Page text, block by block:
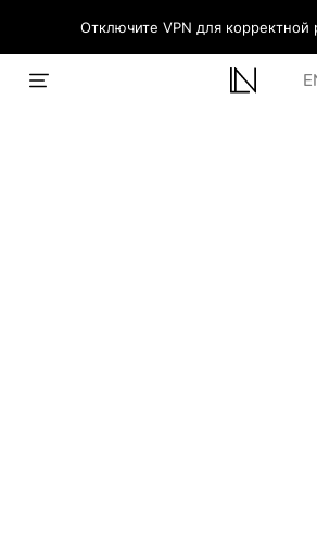
Отключите VPN для корректной